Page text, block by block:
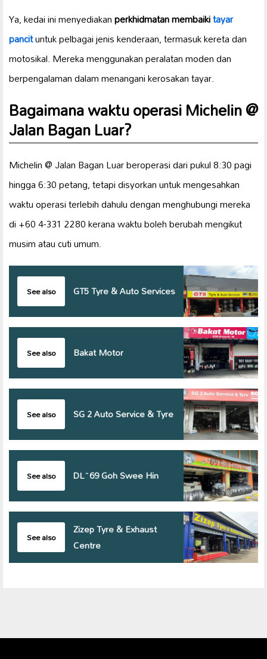
Ya, kedai ini menyediakanperkhidmatan membaikitayar
pancituntuk pelbagai jenis kenderaan, termasuk kereta dan
motosikal. Mereka menggunakan peralatan moden dan
berpengalaman dalam menangani kerosakan tayar.
Bagaimanawaktu operasiMichelin @
Jalan Bagan Luar?
Michelin @ Jalan Bagan Luar beroperasi dari pukul 8:30 pagi
hingga 6:30 petang, tetapi disyorkan untuk mengesahkan
waktu operasi terlebih dahulu dengan menghubungi mereka
di +60 4-331 2280 kerana waktu boleh berubah mengikut
musim atau cuti umum.
See also GT5 Tyre & Auto Services
See also Bakat Motor
See also SG 2 Auto Service & Tyre
See also DL~69 Goh Swee Hin
See also
Zizep Tyre & Exhaust
Centre